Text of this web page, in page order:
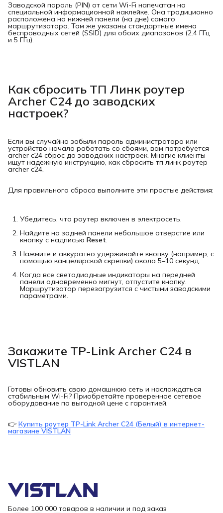
Заводской пароль (PIN) от сети Wi-Fi напечатан на
специальной информационной наклейке. Она традиционно
расположена на нижней панели (на дне) самого
маршрутизатора. Там же указаны стандартные имена
беспроводных сетей (SSID) для обоих диапазонов (2.4 ГГц
и 5 ГГц).
Как сбросить ТП Линк роутер
Archer C24 до заводских
настроек?
Если вы случайно забыли пароль администратора или
устройство начало работать со сбоями, вам потребуется
archer c24 сброс до заводских настроек. Многие клиенты
ищут надежную инструкцию, как сбросить тп линк роутер
archer c24.
Для правильного сброса выполните эти простые действия:
Убедитесь, что роутер включен в электросеть.
Найдите на задней панели небольшое отверстие или
кнопку с надписью Reset.
Нажмите и аккуратно удерживайте кнопку (например, с
помощью канцелярской скрепки) около 5–10 секунд.
Когда все светодиодные индикаторы на передней
панели одновременно мигнут, отпустите кнопку.
Маршрутизатор перезагрузится с чистыми заводскими
параметрами.
Закажите TP-Link Archer C24 в
VISTLAN
Готовы обновить свою домашнюю сеть и наслаждаться
стабильным Wi-Fi? Приобретайте проверенное сетевое
оборудование по выгодной цене с гарантией.
👉 Купить роутер TP-Link Archer C24 (Белый) в интернет-
магазине VISTLAN
Более 100 000 товаров в наличии и под заказ